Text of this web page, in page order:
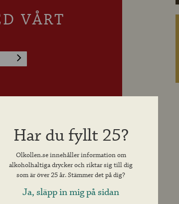
VÅRT
Har du fyllt 25?
Olkollen.se innehåller information om
alkoholhaltiga drycker och riktar sig till dig
som är över 25 år. Stämmer det på dig?
Ja, släpp in mig på sidan